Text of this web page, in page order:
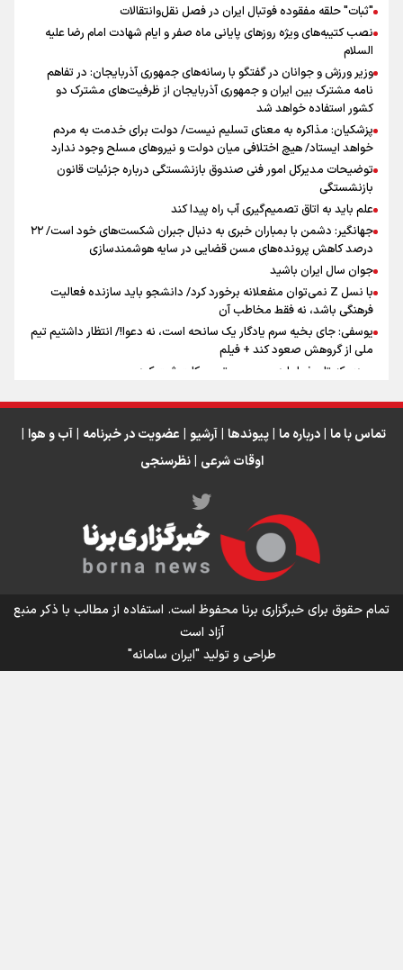
جمله‌ای که بغض چهارماهه را شکست؛ «آهای مردم، آقا از
تهران رفتند»
سه حسرتی که به دلم ماند
اینفو برنا/ میزان مالیات بر ارزش افزوده چقدر است؟
اینفو برنا / ۴ مسیر اصلی پیاده روی اربعین در عراق
اینفو برنا / توصیه‌هایی طلایی برای پیاده روی اربعین
"ثبات" حلقه مفقوده فوتبال ایران در فصل نقل‌وانتقالات
نصب کتیبه‌های ویژه روزهای پایانی ماه صفر و ایام شهادت امام رضا علیه
السلام
وزیر ورزش و جوانان در گفتگو با رسانه‌های جمهوری آذربایجان: در تفاهم
نامه مشترک بین ایران و جمهوری آذربایجان از ظرفیت‌های مشترک دو
کشور استفاده خواهد شد
پزشکیان: مذاکره به معنای تسلیم نیست/ دولت برای خدمت به مردم
خواهد ایستاد/ هیچ اختلافی میان دولت و نیروهای مسلح وجود ندارد
توضیحات مدیرکل امور فنی صندوق بازنشستگی درباره جزئیات قانون
بازنشستگی
علم باید به اتاق تصمیم‌گیری آب راه پیدا کند
جهانگیر: دشمن با بمباران خبری به دنبال جبران شکست‌های خود است/ ۲۲
درصد کاهش پرونده‌های مسن قضایی در سایه هوشمندسازی
جوان سال ایران باشید
با نسل Z نمی‌توان منفعلانه برخورد کرد/ دانشجو باید سازنده فعالیت
فرهنگی باشد، نه فقط مخاطب آن
یوسفی: جای بخیه سرم یادگار یک سانحه است، نه دعوا!/ انتظار داشتیم تیم
ملی از گروهش صعود کند + فیلم
مردی که تاریخ را با دوربین و موتورسیکلت ثبت کرد
انتظار حضور تیم‌های بزرگ مثل استقلال در لیگ هستیم
تماس با ما | درباره ما | پیوندها | آرشیو | عضویت در خبرنامه | آب و هوا |
اوقات شرعی | نظرسنجی
تمام حقوق برای خبرگزاری برنا محفوظ است. استفاده از مطالب با ذکر منبع
آزاد است
طراحی و تولید"ایران سامانه"